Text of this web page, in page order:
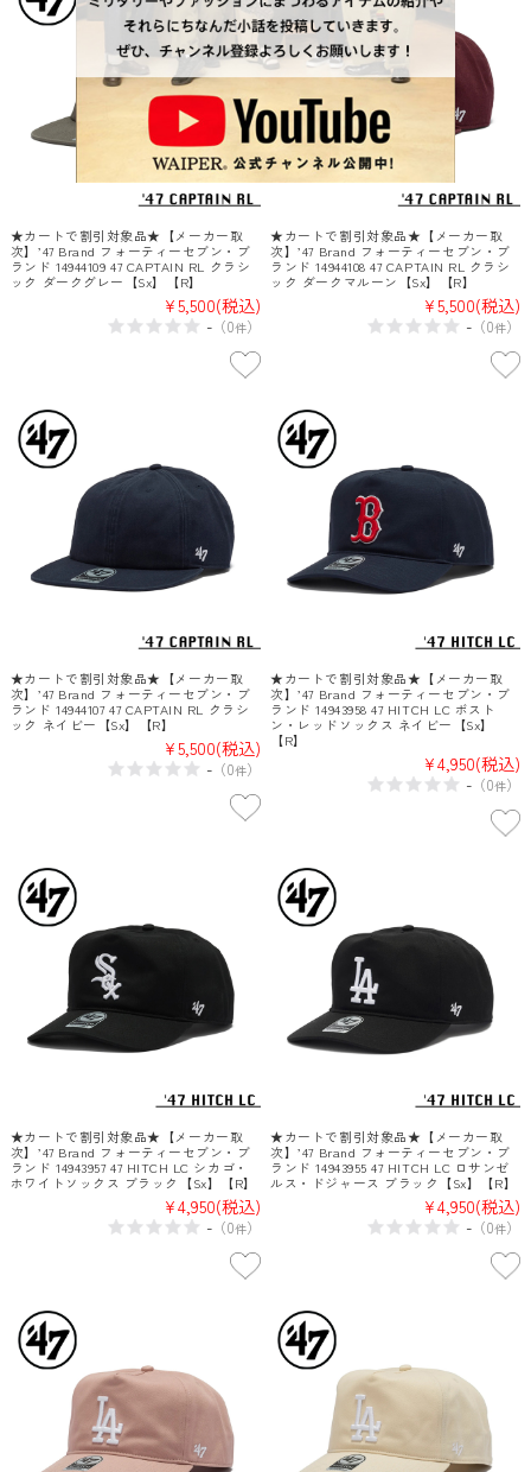
★カートで割引対象品★【メーカー取
次】’47 Brand フォーティーセブン・ブ
ランド 14944109 47 CAPTAIN RL クラシ
ック ダークグレー【Sx】【R】
¥5,500(税込)
-（0件）
★カートで割引対象品★【メーカー取
次】’47 Brand フォーティーセブン・ブ
ランド 14944108 47 CAPTAIN RL クラシ
ック ダークマルーン【Sx】【R】
¥5,500(税込)
- （0件）
★カートで割引対象品★【メーカー取
次】’47 Brand フォーティーセブン・ブ
ランド 14944107 47 CAPTAIN RL クラシ
ック ネイビー【Sx】【R】
¥5,500(税込)
-（0件）
★カートで割引対象品★【メーカー取
次】’47 Brand フォーティーセブン・ブ
ランド 14943958 47 HITCH LC ボスト
ン・レッドソックス ネイビー【Sx】
【R】
¥4,950(税込)
- （0件）
★カートで割引対象品★【メーカー取
次】’47 Brand フォーティーセブン・ブ
ランド 14943957 47 HITCH LC シカゴ・
ホワイトソックス ブラック【Sx】【R】
¥4,950(税込)
-（0件）
★カートで割引対象品★【メーカー取
次】’47 Brand フォーティーセブン・ブ
ランド 14943955 47 HITCH LC ロサンゼ
ルス・ドジャース ブラック【Sx】【R】
¥4,950(税込)
- （0件）